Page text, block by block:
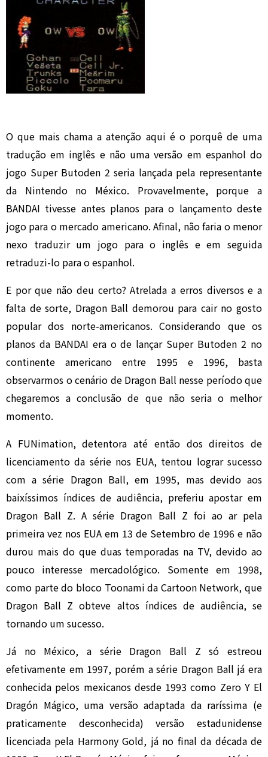
O que mais chama a atenção aqui é o porquê de uma
tradução em inglês e não uma versão em espanhol do
jogo Super Butoden 2 seria lançada pela representante
da Nintendo no México. Provavelmente, porque a
BANDAI tivesse antes planos para o lançamento deste
jogo para o mercado americano. Afinal, não faria o menor
nexo traduzir um jogo para o inglês e em seguida
retraduzi-lo para o espanhol.
E por que não deu certo?Atrelada a erros diversos e a
falta de sorte, Dragon Ball demorou para cair no gosto
popular dos norte-americanos. Considerando que os
planos da BANDAI era o de lançar Super Butoden 2 no
continente americano entre 1995 e 1996, basta
observarmos o cenário de Dragon Ball nesse período que
chegaremos a conclusão de que não seria o melhor
momento.
A FUNimation, detentora até então dos direitos de
licenciamento da série nos EUA, tentou lograr sucesso
com a série Dragon Ball, em 1995, mas devido aos
baixíssimos índices de audiência, preferiu apostar em
Dragon Ball Z. A série Dragon Ball Z foi ao ar pela
primeira vez nos EUA em 13 de Setembro de 1996 e não
durou mais do que duas temporadas na TV, devido ao
pouco interesse mercadológico. Somente em 1998,
como parte do bloco Toonami da Cartoon Network, que
Dragon Ball Z obteve altos índices de audiência, se
tornando um sucesso.
Já no México, a série Dragon Ball Z só estreou
efetivamente em 1997, porém a série Dragon Ball já era
conhecida pelos mexicanos desde 1993 como Zero Y El
Dragón Mágico, uma versão adaptada da raríssima (e
praticamente desconhecida) versão estadunidense
licenciada pela Harmony Gold, já no final da década de